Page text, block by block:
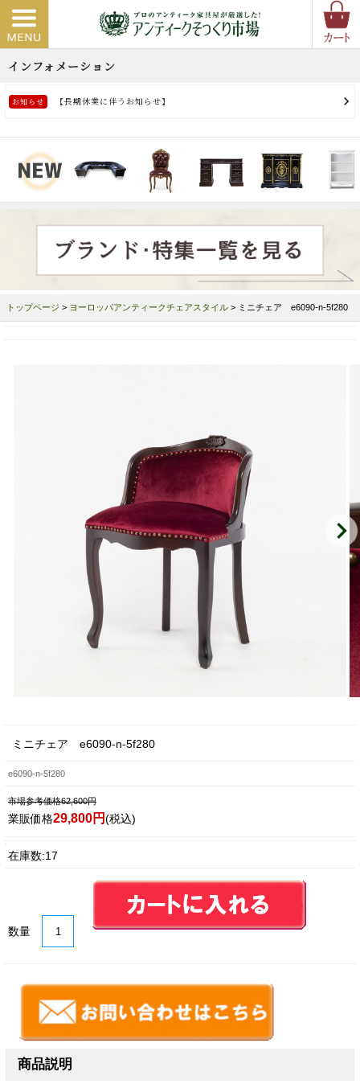
トップページ > ヨーロッパアンティークチェアスタイル > ミニチェア e6090-n-5f280
ミニチェア e6090-n-5f280
e6090-n-5f280
市場参考価格62,600円
業販価格29,800円(税込)
在庫数:17
数量
商品説明